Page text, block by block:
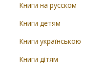
Книги на русском
Книги детям
Книги українською
Книги дітям